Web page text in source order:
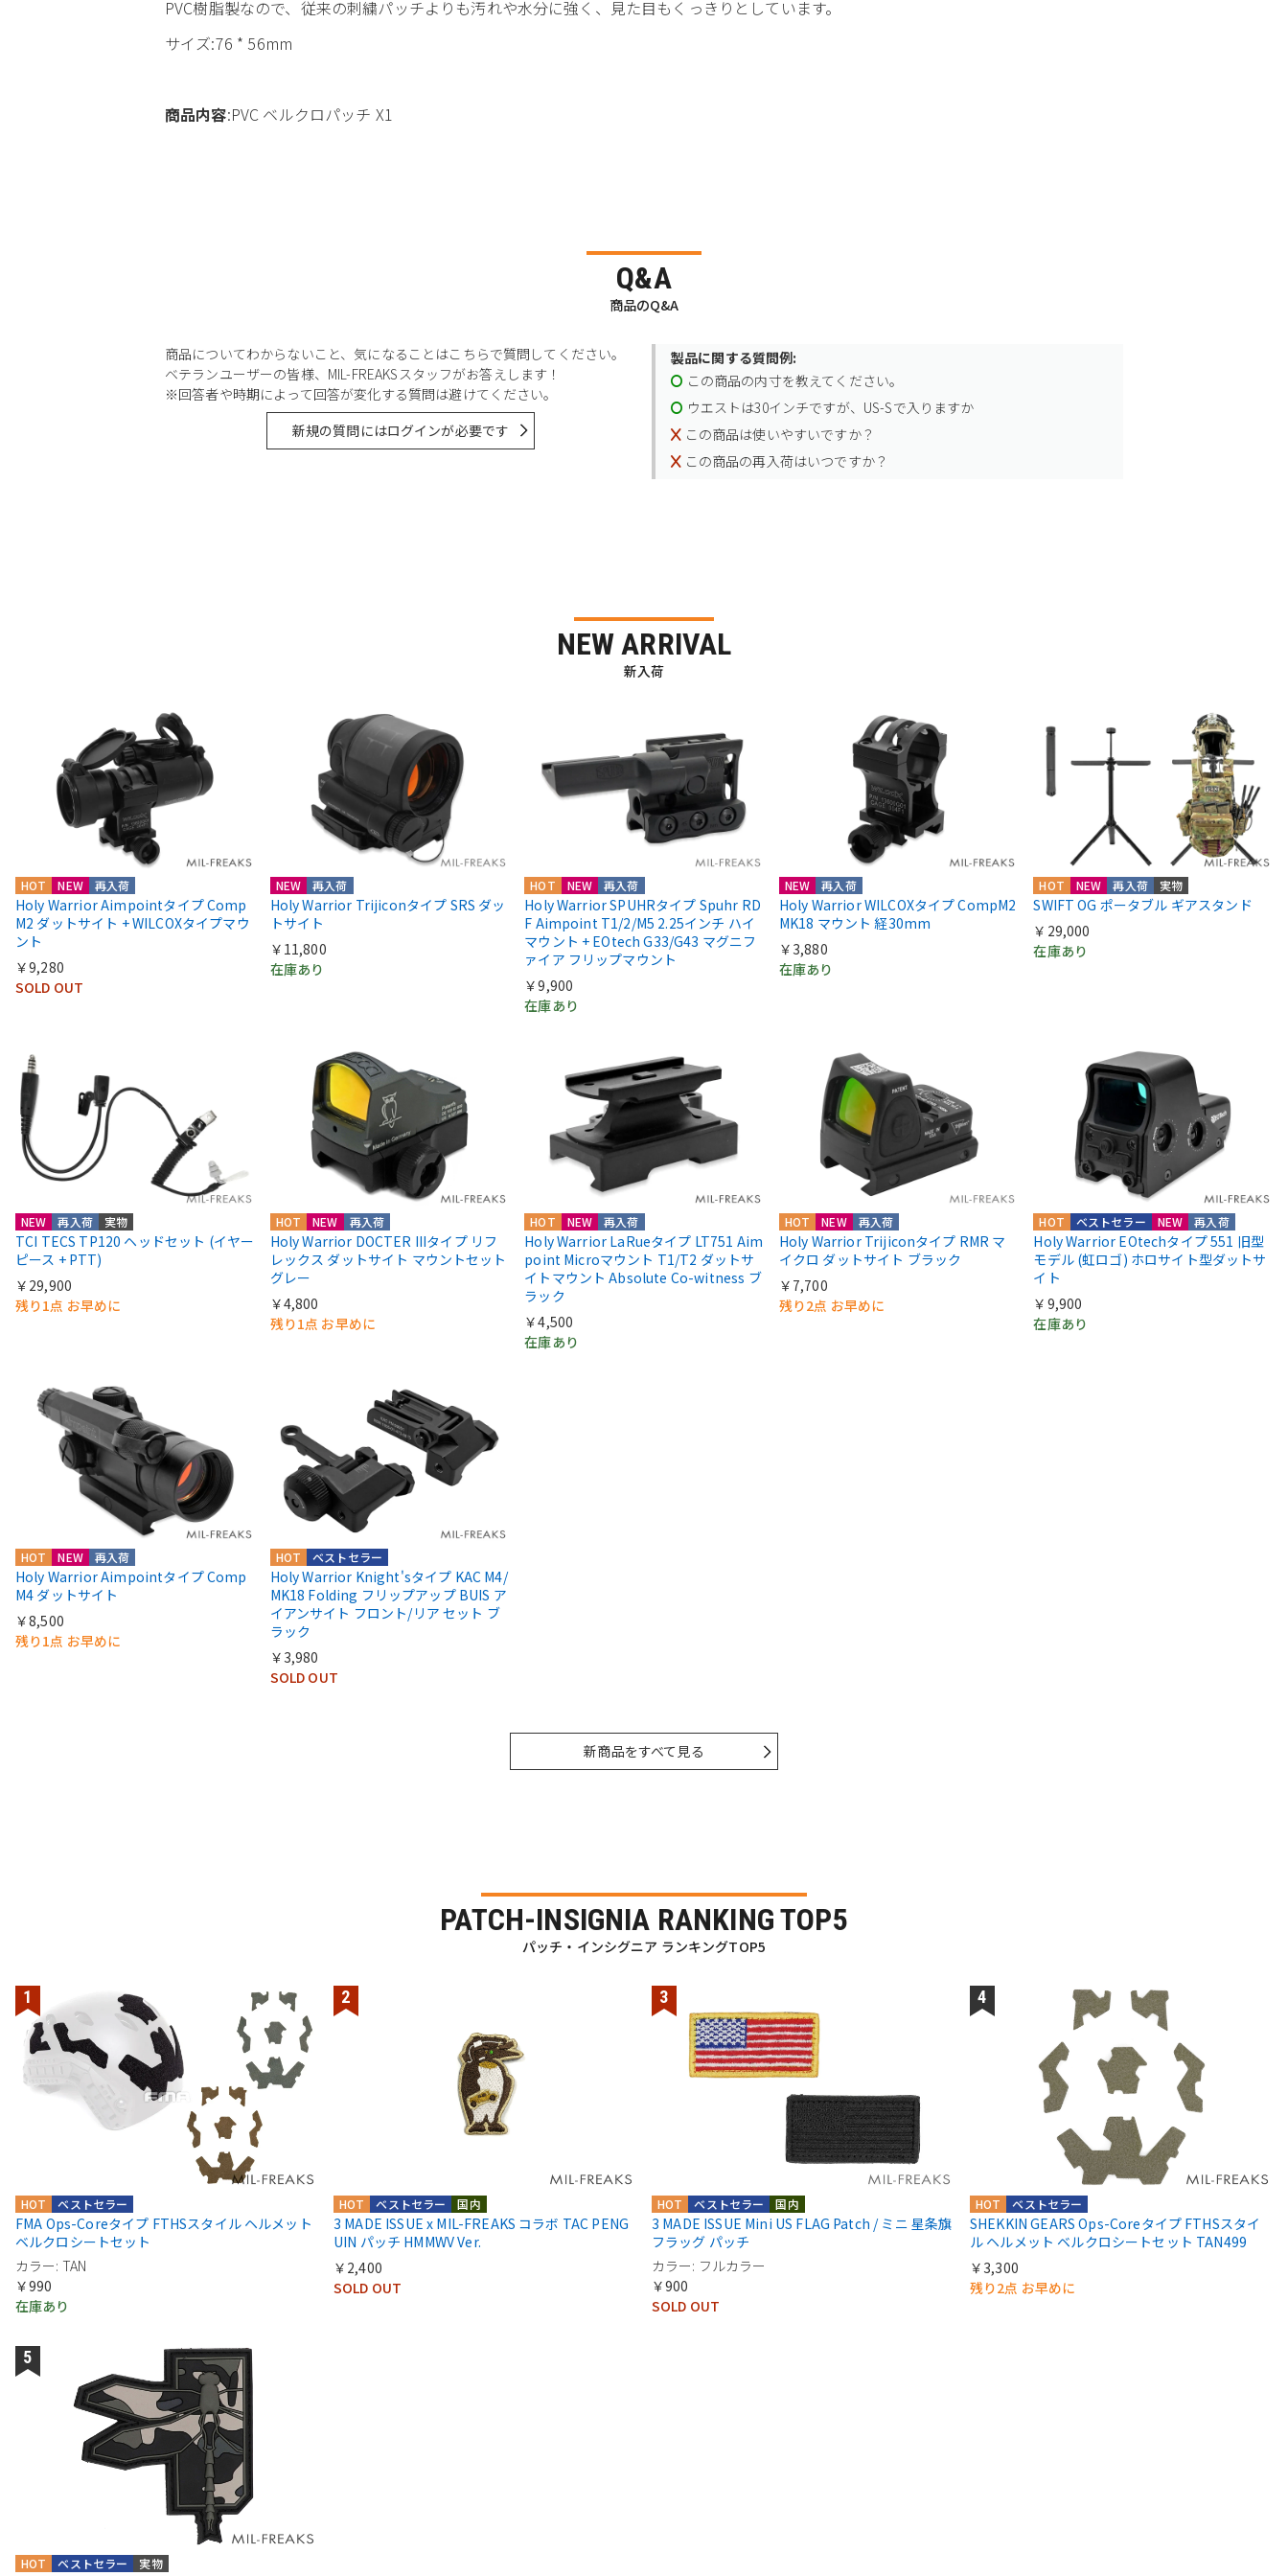
PVC樹脂製なので、従来の刺繍パッチよりも汚れや水分に強く、見た目もくっきりとしています。
サイズ:76 * 56mm
商品内容:PVC ベルクロパッチ X1
Q&A
商品のQ&A
商品についてわからないこと、気になることはこちらで質問してください。
ベテランユーザーの皆様、MIL-FREAKSスタッフがお答えします！
※回答者や時期によって回答が変化する質問は避けてください。
新規の質問にはログインが必要です
製品に関する質問例:
この商品の内寸を教えてください。
ウエストは30インチですが、US-Sで入りますか
この商品は使いやすいですか？
この商品の再入荷はいつですか？
NEW ARRIVAL
新入荷
HOT NEW 再入荷
Holy Warrior Aimpointタイプ Comp
M2 ダットサイト + WILCOXタイプマウ
ント
￥9,280
SOLD OUT
NEW 再入荷
Holy Warrior Trijiconタイプ SRS ダッ
トサイト
￥11,800
在庫あり
HOT NEW 再入荷
Holy Warrior SPUHRタイプ Spuhr RD
F Aimpoint T1/2/M5 2.25インチ ハイ
マウント + EOtech G33/G43 マグニフ
ァイア フリップマウント
￥9,900
在庫あり
NEW 再入荷
Holy Warrior WILCOXタイプ CompM2
MK18 マウント 経30mm
￥3,880
在庫あり
HOT NEW 再入荷 実物
SWIFT OG ポータブル ギアスタンド
￥29,000
在庫あり
NEW 再入荷 実物
TCI TECS TP120 ヘッドセット (イヤー
ピース + PTT)
￥29,900
残り1点 お早めに
HOT NEW 再入荷
Holy Warrior DOCTER IIIタイプ リフ
レックス ダットサイト マウントセット
グレー
￥4,800
残り1点 お早めに
HOT NEW 再入荷
Holy Warrior LaRueタイプ LT751 Aim
point Microマウント T1/T2 ダットサ
イトマウント Absolute Co-witness ブ
ラック
￥4,500
在庫あり
HOT NEW 再入荷
Holy Warrior Trijiconタイプ RMR マ
イクロ ダットサイト ブラック
￥7,700
残り2点 お早めに
HOT NEW 再入荷
ベストセラー
Holy Warrior EOtechタイプ 551 旧型
モデル (虹ロゴ) ホロサイト型ダットサ
イト
￥9,900
在庫あり
HOT NEW 再入荷
Holy Warrior Aimpointタイプ Comp
M4 ダットサイト
￥8,500
残り1点 お早めに
HOT ベストセラー
Holy Warrior Knight'sタイプ KAC M4/
MK18 Folding フリップアップ BUIS ア
イアンサイト フロント/リア セット ブ
ラック
￥3,980
SOLD OUT
新商品をすべて見る
PATCH-INSIGNIA RANKING TOP5
パッチ・インシグニア ランキングTOP5
ベストセラー
HOT
FMA Ops-Coreタイプ FTHSスタイル ヘルメット
ベルクロシートセット
カラー: TAN
￥990
在庫あり
国内
ベストセラー
HOT
3 MADE ISSUE x MIL-FREAKS コラボ TAC PENG
UIN パッチ HMMWV Ver.
￥2,400
SOLD OUT
国内
ベストセラー
HOT
3 MADE ISSUE Mini US FLAG Patch / ミニ 星条旗
フラッグ パッチ
カラー: フルカラー
￥900
SOLD OUT
ベストセラー
HOT
SHEKKIN GEARS Ops-Coreタイプ FTHSスタイ
ル ヘルメット ベルクロシートセット TAN499
￥3,300
残り2点 お早めに
実物
ベストセラー
HOT